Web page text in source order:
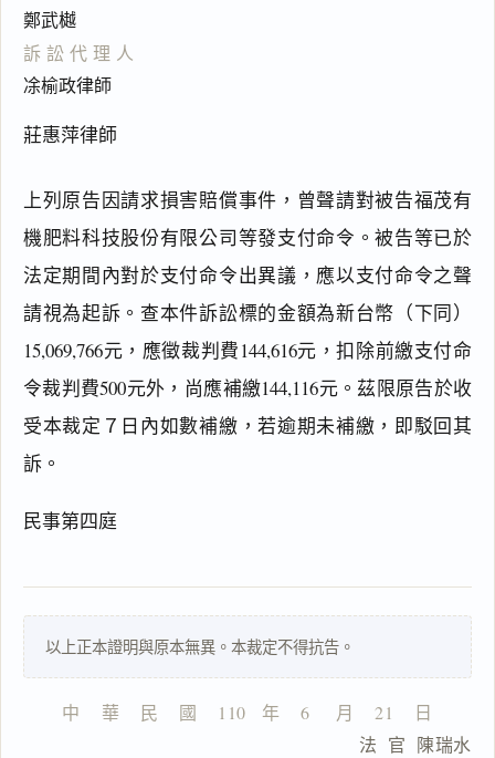
鄭武樾
訴訟代理人
凃榆政律師
莊惠萍律師
上列原告因請求損害賠償事件，曾聲請對被告福茂有
機肥料科技股份有限公司等發支付命令。被告等已於
法定期間內對於支付命令出異議，應以支付命令之聲
請視為起訴。查本件訴訟標的金額為新台幣（下同）
15,069,766元，應徵裁判費144,616元，扣除前繳支付命
令裁判費500元外，尚應補繳144,116元。茲限原告於收
受本裁定７日內如數補繳，若逾期未補繳，即駁回其
訴。
民事第四庭
以上正本證明與原本無異。本裁定不得抗告。
中    華    民    國    110   年    6     月    21    日
                              法  官  陳瑞水
閱讀 研究
複
文